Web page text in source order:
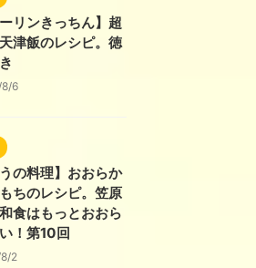
ーリンきっちん】超
津飯のレシピ。徳
6
うの料理】おおらか
ちのレシピ。笠原
食はもっとおおら
！第10回
2